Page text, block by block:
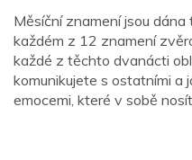
Měsíční znamení jsou
každém z 12 znamení
každé z těchto dvanácti
komunikujete s ostatními a
emocemi, které v sobě